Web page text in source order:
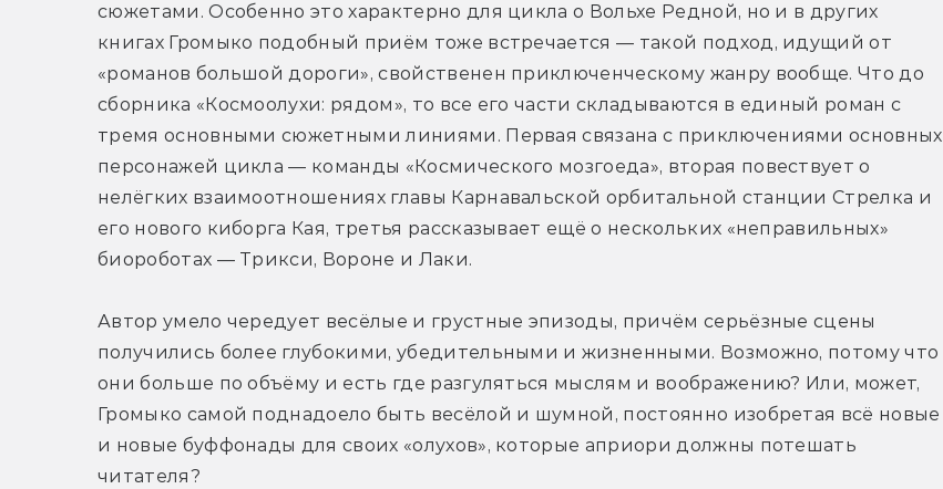
сюжетами. Особенно это характерно для цикла о Вольхе Редной, но и в других
книгах Громыко подобный приём тоже встречается — такой подход, идущий от
«романов большой дороги», свойственен приключенческому жанру вообще. Что до
сборника «Космоолухи: рядом», то все его части складываются в единый роман с
тремя основными сюжетными линиями. Первая связана с приключениями основных
персонажей цикла — команды «Космического мозгоеда», вторая повествует о
нелёгких взаимоотношениях главы Карнавальской орбитальной станции Стрелка и
его нового киборга Кая, третья рассказывает ещё о нескольких «неправильных»
биороботах — Трикси, Вороне и Лаки.
Автор умело чередует весёлые и грустные эпизоды, причём серьёзные сцены
получились более глубокими, убедительными и жизненными. Возможно, потому что
они больше по объёму и есть где разгуляться мыслям и воображению? Или, может,
Громыко самой поднадоело быть весёлой и шумной, постоянно изобретая всё новые
и новые буффонады для своих «олухов», которые априори должны потешать
читателя?